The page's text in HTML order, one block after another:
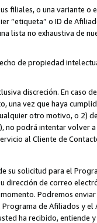
filiales, o una variante
“etiqueta” o ID de
lista no exhaustiva de
de propiedad
discreción. En caso
una vez que haya
otro motivo, o 2)
no podrá intentar volver
al Cliente de
su solicitud para el
dirección de correo
Podremos
de Afiliados y
ha recibido, entiende